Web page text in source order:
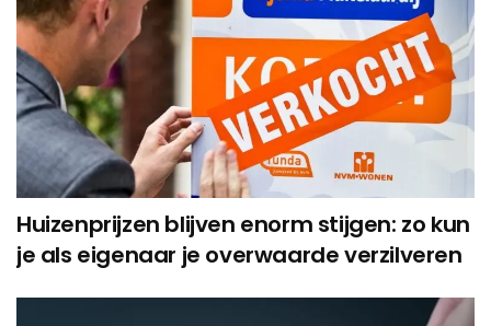
Huizenprijzen blijven enorm stijgen: zo kun
je als eigenaar je overwaarde verzilveren